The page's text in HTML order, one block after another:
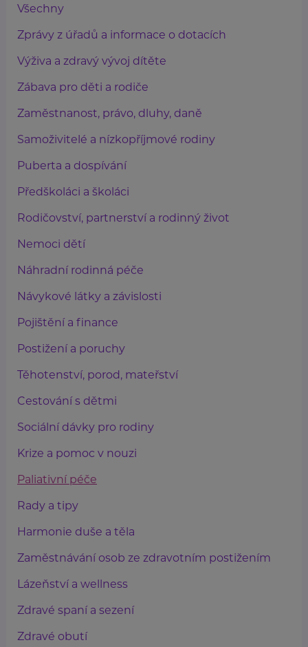
Všechny
Zprávy z úřadů a informace o dotacích
Výživa a zdravý vývoj dítěte
Zábava pro děti a rodiče
Zaměstnanost, právo, dluhy, daně
Samoživitelé a nízkopříjmové rodiny
Puberta a dospívání
Předškoláci a školáci
Rodičovství, partnerství a rodinný život
Nemoci dětí
Náhradní rodinná péče
Návykové látky a závislosti
Pojištění a finance
Postižení a poruchy
Těhotenství, porod, mateřství
Cestování s dětmi
Sociální dávky pro rodiny
Krize a pomoc v nouzi
Paliativní péče
Rady a tipy
Harmonie duše a těla
Zaměstnávání osob ze zdravotním postižením
Lázeňství a wellness
Zdravé spaní a sezení
Zdravé obutí